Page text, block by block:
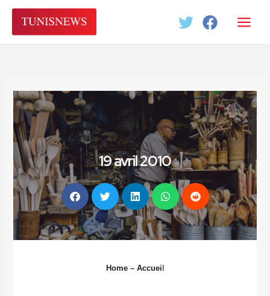
Aller
contenu
19 avril 2010
Home– Accuei